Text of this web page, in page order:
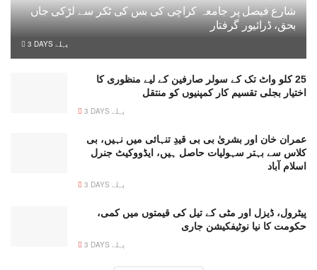
شارع فیصل پر جامعہ کراچی کی بس کی ٹکر سے لڑکی جاں
بحق، ڈرائیور گرفتار
3 DAYS پہلے
25 کلو واٹ تک کے سولر صارفین کے لیے منظوری کا
اختیار بجلی تقسیم کار کمپنیوں کو منتقل
3 DAYS پہلے
عمران خان اور بشریٰ بی بی قیدِ تنہائی میں نہیں، بی
کلاس سے بہتر سہولیات حاصل ہیں، ایڈووکیٹ جنرل
اسلام آباد
3 DAYS پہلے
پیٹرول، ڈیزل اور مٹی کے تیل کی قیمتوں میں کمی،
حکومت کا نیا نوٹیفکیشن جاری
3 DAYS پہلے